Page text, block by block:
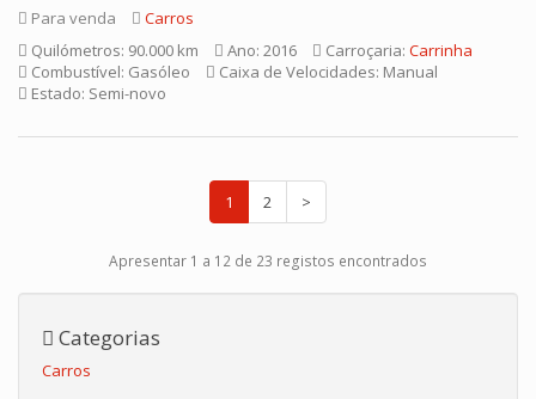
Para venda
Carros
Quilómetros: 90.000 km
Ano: 2016 Carroçaria: Carrinha
Combustível: Gasóleo
Caixa de Velocidades: Manual
Estado: Semi-novo
1 2 >
Apresentar 1 a 12 de 23 registos encontrados
Categorias
Carros